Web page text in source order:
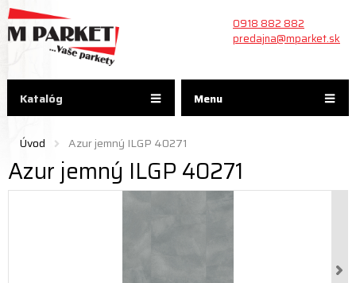
Menu
0918 882 882
predajna@mparket.sk
Úvod Azur jemný ILGP 40271
Azur jemný ILGP 40271
Katalóg